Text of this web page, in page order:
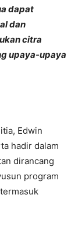
dapat
dan
citra
upaya-upaya
Edwin
hadir dalam
dirancang
program